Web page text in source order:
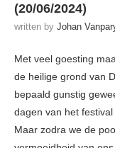
(20/06/2024)
written by Johan
Met veel goesting
de heilige grond van
bepaald gunstig
dagen van het
Maar zodra we de